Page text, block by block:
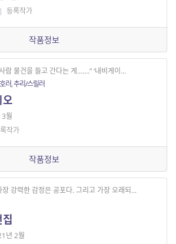
| 등록작가
작품정보
람 물건을 들고 간다는 게…….” ‘내비게이...
호러, 추리/스릴러
월
작가
작품정보
강력한 감정은 공포다. 그리고 가장 오래되...
년 2월